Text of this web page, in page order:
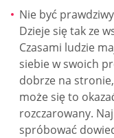
Nie być
Dzieje się tak ze
Czasami ludzie
siebie w swoich
dobrze na
może się to
rozczarowany.
spróbować